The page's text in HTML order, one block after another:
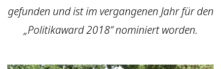
gefunden und ist im vergangenen Jahr für den
„Politikaward 2018“ nominiert worden.